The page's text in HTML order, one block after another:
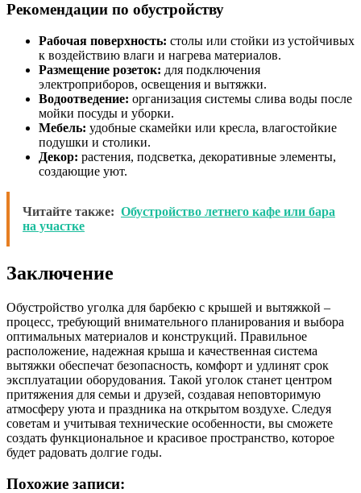
Рекомендации по обустройству
Рабочая поверхность: столы или стойки из устойчивых
к воздействию влаги и нагрева материалов.
Размещение розеток: для подключения
электроприборов, освещения и вытяжки.
Водоотведение: организация системы слива воды после
мойки посуды и уборки.
Мебель: удобные скамейки или кресла, влагостойкие
подушки и столики.
Декор: растения, подсветка, декоративные элементы,
создающие уют.
Читайте также: Обустройство летнего кафе или бара
на участке
Заключение
Обустройство уголка для барбекю с крышей и вытяжкой –
процесс, требующий внимательного планирования и выбора
оптимальных материалов и конструкций. Правильное
расположение, надежная крыша и качественная система
вытяжки обеспечат безопасность, комфорт и удлинят срок
эксплуатации оборудования. Такой уголок станет центром
притяжения для семьи и друзей, создавая неповторимую
атмосферу уюта и праздника на открытом воздухе. Следуя
советам и учитывая технические особенности, вы сможете
создать функциональное и красивое пространство, которое
будет радовать долгие годы.
Похожие записи: